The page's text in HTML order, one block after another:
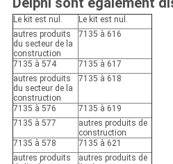
Le kit est nul.
Le kit est nul.
autres produits
du secteur de la
construction
7135 à 616
7135 à 574
7135 à 617
autres produits
du secteur de la
construction
7135 à 618
7135 à 576
7135 à 619
7135 à 577
autres produits de
construction
7135 à 578
7135 à 621
autres produits
autres produits de